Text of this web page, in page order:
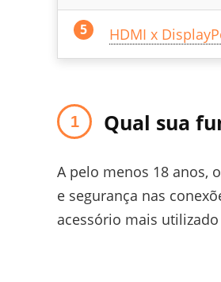
HDMI x
Qual sua
A pelo menos 18 anos,
e segurança nas
acessório mais